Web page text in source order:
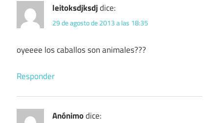
leitoksdjksdjdice:
29 de agosto de 2013 a las 18:35
oyeeee los caballos son animales???
Responder
Anónimodice: